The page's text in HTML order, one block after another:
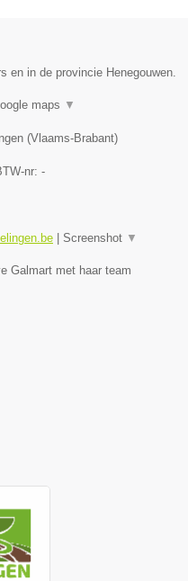
en in de provincie Henegouwen.
maps ▼
(Vlaams-Brabant)
nr: -
Screenshot ▼
Galmart met haar team